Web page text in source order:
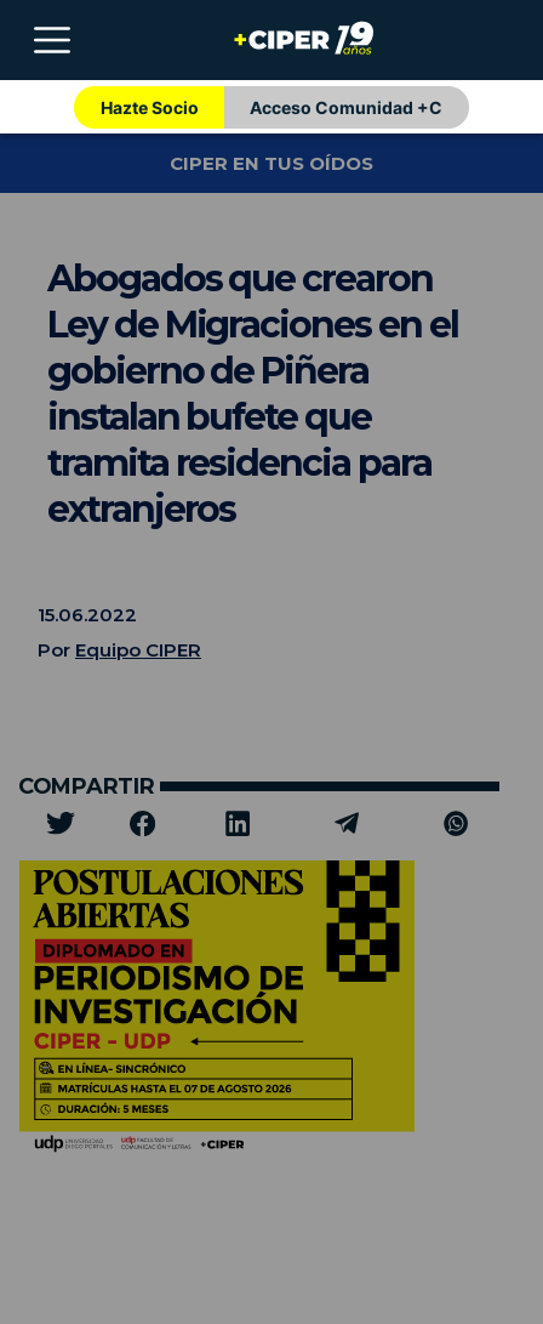
Hazte Socio Acceso Comunidad +C
CIPER EN TUS OÍDOS
Abogados que crearon
Ley de Migraciones en el
gobierno de Piñera
instalan bufete que
tramita residencia para
extranjeros
15.06.2022
Por Equipo CIPER
COMPARTIR